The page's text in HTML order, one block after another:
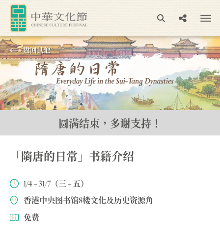
返回其他
「隋唐的日常」书籍介绍
1/4 – 31/7（三 – 五）
香港中央图书馆8楼文化及历史资源角
免费
圆满结束，多谢支持！